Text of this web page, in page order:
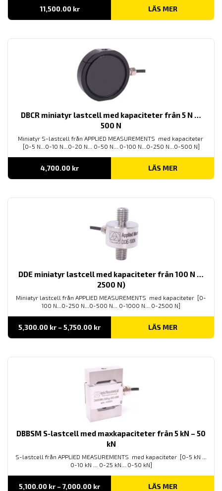
11,500.00 kr LÄS MER
DBCR miniatyr lastcell med kapaciteter från 5 N …
500 N
Miniatyr S-lastcell från APPLIED MEASUREMENTS med kapaciteter
[0-5 N...0-10 N...0-20 N... 0-50 N... 0-100 N...0-250 N...0-500 N]
4,700.00 kr LÄS MER
DDE miniatyr lastcell med kapaciteter från 100 N …
2500 N)
Miniatyr lastcell från APPLIED MEASUREMENTS med kapaciteter [0-
100 N...0-250 N...0-500 N... 0-1000 N... 0-2500 N]
5,300.00 kr – 5,750.00 krPrisintervall:
till
LÄS MER
DBBSM S-lastcell med maxkapaciteter från 5 kN – 50
kN
S-lastcell från APPLIED MEASUREMENTS med kapaciteter [0-5 kN ...
0-10 kN ... 0-25 kN... 0-50 kN]
5,100.00 kr – 7,000.00 krPrisintervall:
LÄS MER